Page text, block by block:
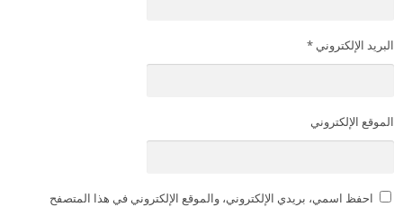
البريد الإلكتروني *
الموقع الإلكتروني
احفظ اسمي، بريدي الإلكتروني، والموقع الإلكتروني في هذا المتصفح